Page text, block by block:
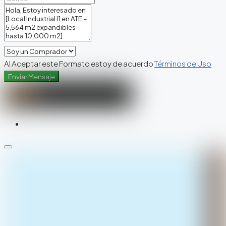
Al Aceptar este Formato estoy de acuerdoTérminos de Uso
Enviar Mensaje